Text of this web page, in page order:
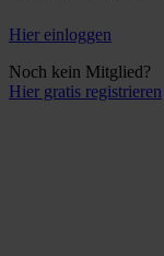
Hier einloggen
Noch kein Mitglied?
Hier gratis registrieren